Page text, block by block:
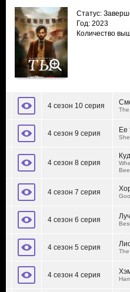
Статус:
Год: 2023
Количество
4 сезон 10 серия
4 сезон 9 серия Ее
4 сезон 8 серия
4 сезон 7 серия
4 сезон 6 серия
4 сезон 5 серия
4 сезон 4 серия